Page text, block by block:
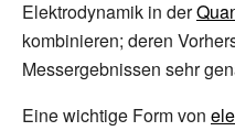
Elektrodynamik in der
kombinieren; deren
Messergebnissen sehr
Eine wichtige Form von